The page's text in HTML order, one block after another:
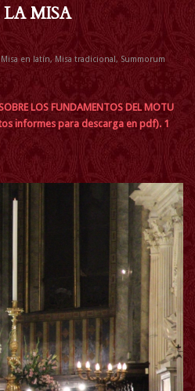
MISA
Misa en latín, Misa tradicional, Summorum
LOS FUNDAMENTOS DEL MOTU
informes para descarga en pdf). 1